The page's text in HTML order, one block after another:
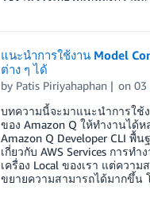
แนะนำการใช้งาน Model
ต่าง ๆ ได้
by Patis Piriyahaphan on03
บทความนี้จะมาแนะนำการใช้ง
ของ Amazon Q ให้ทำงานไ
Amazon Q Developer CLI
เกี่ยวกับ AWS Services การ
เครื่อง Local ของเรา แต่ควา
ขยายความสามารถได้มากขึ้น